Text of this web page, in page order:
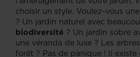
choisir un style. Voulez-vous
? Un jardin naturel avec
biodiversité ? Un jardin sobre
une véranda de luxe ? Les
forêt ? Pas de panique ! Il